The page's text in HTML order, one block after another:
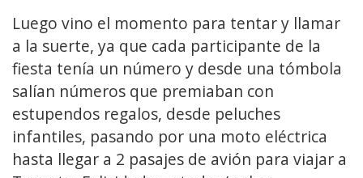
Luego vino el momento para tentar y llamar
a la suerte, ya que cada participante de la
fiesta tenía un número y desde una tómbola
salían números que premiaban con
estupendos regalos, desde peluches
infantiles, pasando por una moto eléctrica
hasta llegar a 2 pasajes de avión para viajar a